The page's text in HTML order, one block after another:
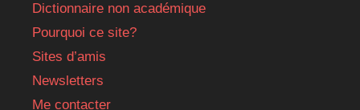
Dictionnaire non académique
Pourquoi ce site?
Sites d’amis
Newsletters
Me contacter